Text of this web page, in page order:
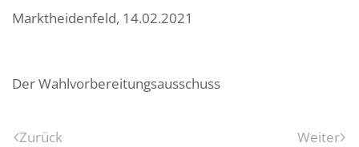
Marktheidenfeld, 14.02.2021
Der Wahlvorbereitungsausschuss
Zurück Weiter